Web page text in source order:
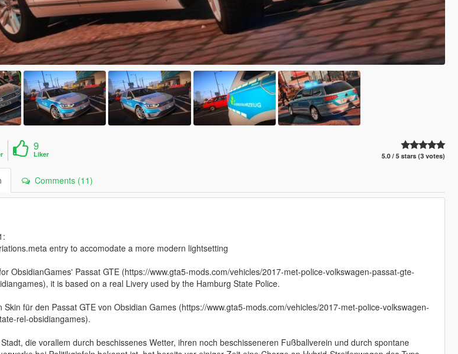
9
Liker 5.0 / 5 stars (3 votes)
Comments (11)
entry to accomodate a more modern lightsetting
ObsidianGames' Passat GTE (https://www.gta5-mods.com/vehicles/2017-met-police-volkswagen-passat-gte-
it is based on a real Livery used by the Hamburg State Police.
Skin für den Passat GTE von Obsidian Games (https://www.gta5-mods.com/vehicles/2017-met-police-volkswagen-
rel-obsidiangames).
die vorallem durch beschissenes Wetter, ihren noch beschisseneren Fußballverein und durch spontane